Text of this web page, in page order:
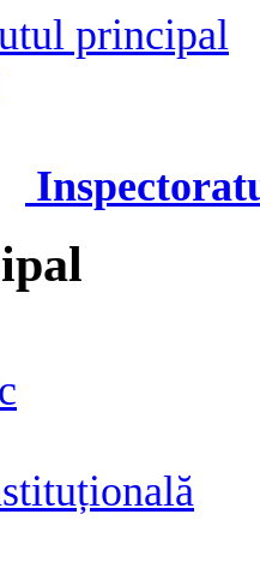
principal